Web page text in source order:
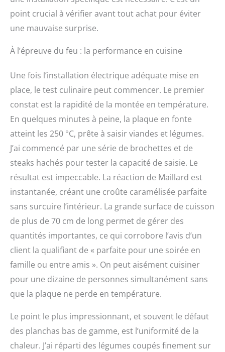
point crucial à vérifier avant tout achat pour éviter
une mauvaise surprise.
À l’épreuve du feu : la performance en cuisine
Une fois l’installation électrique adéquate mise en
place, le test culinaire peut commencer. Le premier
constat est la rapidité de la montée en température.
En quelques minutes à peine, la plaque en fonte
atteint les 250 °C, prête à saisir viandes et légumes.
J’ai commencé par une série de brochettes et de
steaks hachés pour tester la capacité de saisie. Le
résultat est impeccable. La réaction de Maillard est
instantanée, créant une croûte caramélisée parfaite
sans surcuire l’intérieur. La grande surface de cuisson
de plus de 70 cm de long permet de gérer des
quantités importantes, ce qui corrobore l’avis d’un
client la qualifiant de « parfaite pour une soirée en
famille ou entre amis ». On peut aisément cuisiner
pour une dizaine de personnes simultanément sans
que la plaque ne perde en température.
Le point le plus impressionnant, et souvent le défaut
des planchas bas de gamme, est l’uniformité de la
chaleur. J’ai réparti des légumes coupés finement sur